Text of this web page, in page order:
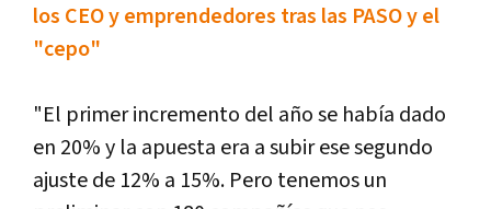
los CEO y emprendedores tras las PASO y el
"cepo"
"El primer incremento del año se había dado
en 20% y la apuesta era a subir ese segundo
ajuste de 12% a 15%. Pero tenemos un